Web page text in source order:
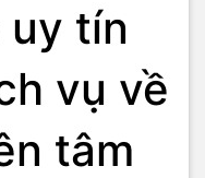
uy tín
vụ về
tâm